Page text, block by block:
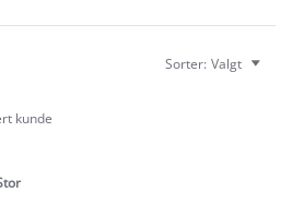
Sorter: Valgt
kunde